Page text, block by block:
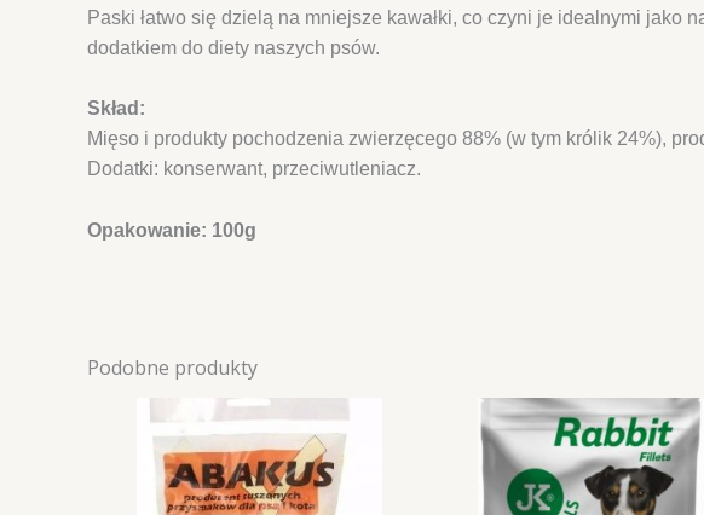
Paski łatwo się dzielą na mniejsze kawałki, co czyni je idealnymi jako
dodatkiem do diety naszych psów.
Skład:
Mięso i produkty pochodzenia zwierzęcego 88% (w tym królik 24%),
Dodatki: konserwant, przeciwutleniacz.
Opakowanie: 100g
Podobne produkty